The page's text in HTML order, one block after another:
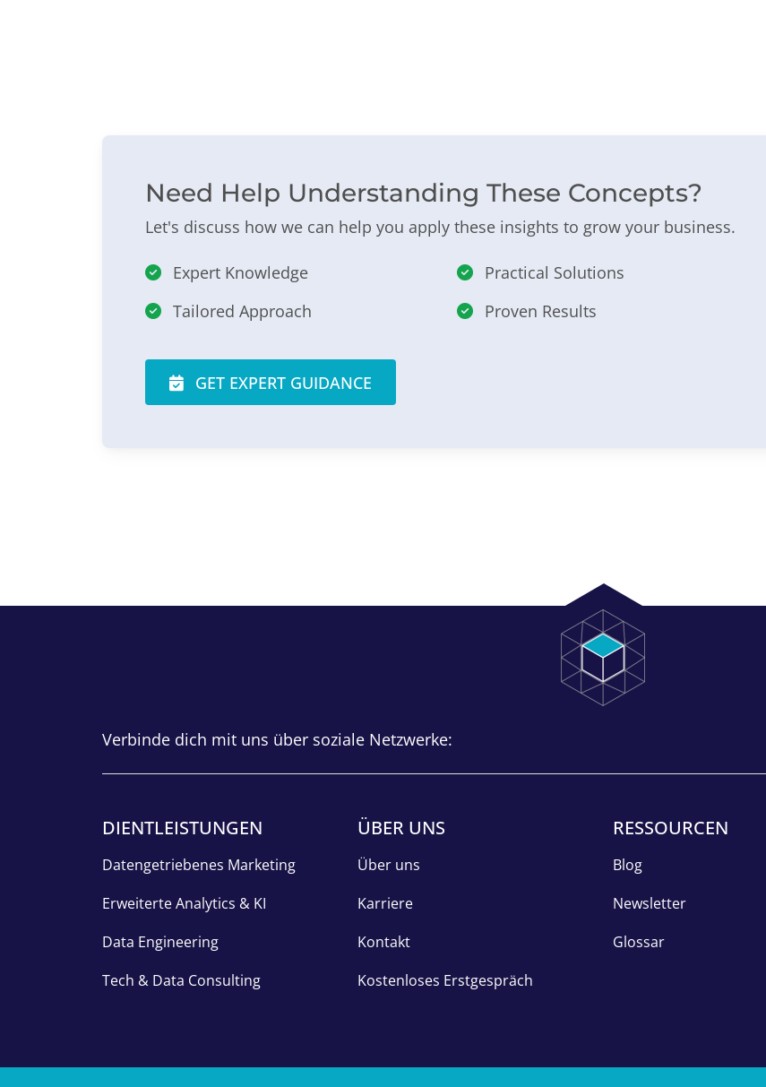
Need Help Understanding These Concepts?
Let's discuss how we can help you apply these insights to grow your business.
Expert Knowledge Practical Solutions
Tailored Approach
Proven Results
GET EXPERT GUIDANCE
Verbinde dich mit uns über soziale Netzwerke:
DIENTLEISTUNGEN
Datengetriebenes Marketing
Erweiterte Analytics & KI
Data Engineering
Tech & Data Consulting
ÜBER UNS
Über uns
Karriere
Kontakt
Kostenloses Erstgespräch
RESSOURCEN
Blog
Newsletter
Glossar